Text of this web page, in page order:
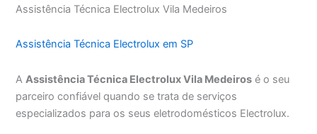
Assistência Técnica Electrolux Vila Medeiros
Assistência Técnica Electrolux em SP
AAssistência Técnica Electrolux Vila Medeiros é o seu
parceiro confiável quando se trata de serviços
especializados para os seus eletrodomésticos Electrolux.